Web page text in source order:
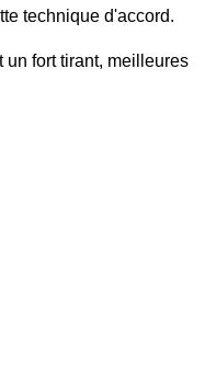
technique d'accord.
un fort tirant, meilleures